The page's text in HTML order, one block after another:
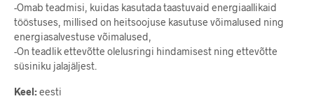
-Omab teadmisi, kuidas kasutada taastuvaid energiaallikaid
tööstuses, millised on heitsoojuse kasutuse võimalused ning
energiasalvestuse võimalused,
-On teadlik ettevõtte olelusringi hindamisest ning ettevõtte
süsiniku jalajäljest.
Keel:eesti